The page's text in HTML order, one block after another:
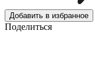
Добавить в избранное
Поделиться